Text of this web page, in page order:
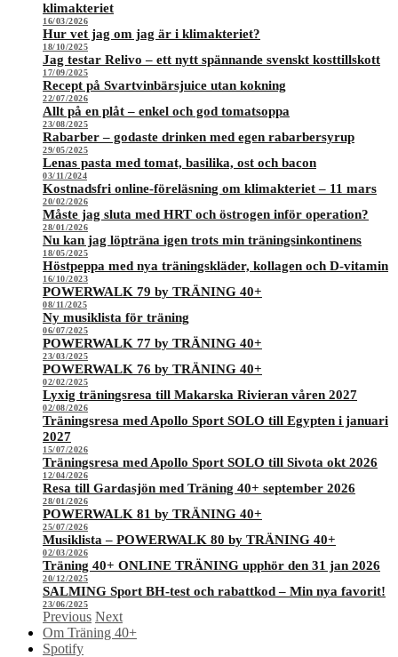
klimakteriet
16/03/2026
Hur vet jag om jag är i klimakteriet?
18/10/2025
Jag testar Relivo – ett nytt spännande svenskt kosttillskott
17/09/2025
Recept på Svartvinbärsjuice utan kokning
22/07/2026
Allt på en plåt – enkel och god tomatsoppa
23/08/2025
Rabarber – godaste drinken med egen rabarbersyrup
29/05/2025
Lenas pasta med tomat, basilika, ost och bacon
03/11/2024
Kostnadsfri online-föreläsning om klimakteriet – 11 mars
20/02/2026
Måste jag sluta med HRT och östrogen inför operation?
28/01/2026
Nu kan jag löpträna igen trots min träningsinkontinens
18/05/2025
Höstpeppa med nya träningskläder, kollagen och D-vitamin
16/10/2023
POWERWALK 79 by TRÄNING 40+
08/11/2025
Ny musiklista för träning
06/07/2025
POWERWALK 77 by TRÄNING 40+
23/03/2025
POWERWALK 76 by TRÄNING 40+
02/02/2025
Lyxig träningsresa till Makarska Rivieran våren 2027
02/08/2026
Träningsresa med Apollo Sport SOLO till Egypten i januari
2027
15/07/2026
Träningsresa med Apollo Sport SOLO till Sivota okt 2026
12/04/2026
Resa till Gardasjön med Träning 40+ september 2026
28/01/2026
POWERWALK 81 by TRÄNING 40+
25/07/2026
Musiklista – POWERWALK 80 by TRÄNING 40+
02/03/2026
Träning 40+ ONLINE TRÄNING upphör den 31 jan 2026
20/12/2025
SALMING Sport BH-test och rabattkod – Min nya favorit!
23/06/2025
Previous Next
Om Träning 40+
Spotify